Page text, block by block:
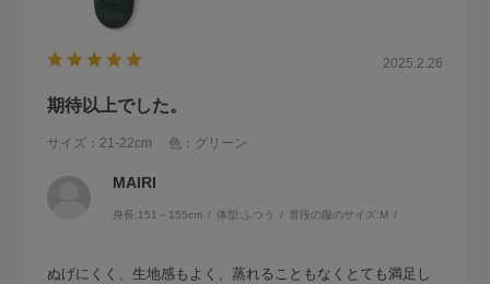
2025.2.26
期待以上でした。
サイズ：21-22cm 色：グリーン
MAIRI
身長:151～155cm 体型:ふつう 普段の服のサイズ:M
ぬげにくく、生地感もよく、蒸れることもなくとても満足し